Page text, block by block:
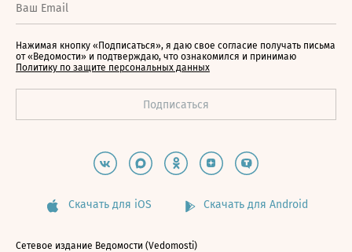
Нажимая кнопку «Подписаться», я даю свое согласие получать письма
от «Ведомости» и подтверждаю, что ознакомился и принимаю
Политику по защите персональных данных
Скачать для iOS Скачать для Android
Сетевое издание Ведомости (Vedomosti)